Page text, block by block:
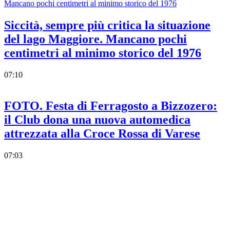
Siccità, sempre più critica la situazione
del lago Maggiore. Mancano pochi
centimetri al minimo storico del 1976
07:10
FOTO. Festa di Ferragosto a Bizzozero:
il Club dona una nuova automedica
attrezzata alla Croce Rossa di Varese
07:03